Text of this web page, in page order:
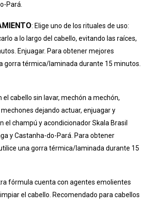
Pará.
: Elige uno de los rituales de uso:
a lo largo del cabello, evitando las raíces,
Enjuagar. Para obtener mejores
gorra térmica/laminada durante 15 minutos.
el cabello sin lavar, mechón a mechón,
dejando actuar, enjuagar y
el champú y acondicionador Skala Brasil
y Castanha-do-Pará. Para obtener
una gorra térmica/laminada durante 15
fórmula cuenta con agentes emolientes
el cabello. Recomendado para cabellos